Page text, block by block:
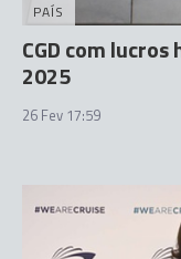
PAÍS
CGD com
2025
26 Fev 17:59